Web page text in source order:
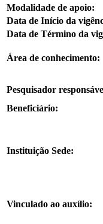
Modalidade de apoio:
Data de Início da
Data de Término da
Área de conhecimento:
Pesquisador
Beneficiário:
Instituição Sede:
Vinculado ao auxílio: